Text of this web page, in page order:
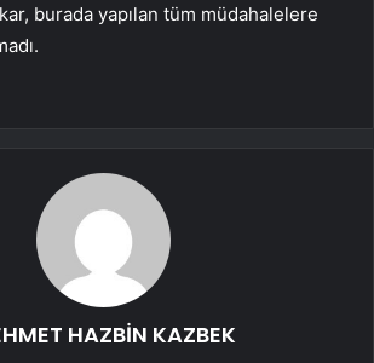
burada yapılan tüm müdahalelere
HAZBİN KAZBEK